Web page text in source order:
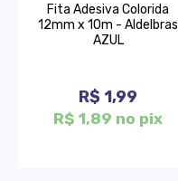
Fita Adesiva Colorida
12mm x 10m - Aldelbras
AZUL
R$ 1,99
R$ 1,89 no pix